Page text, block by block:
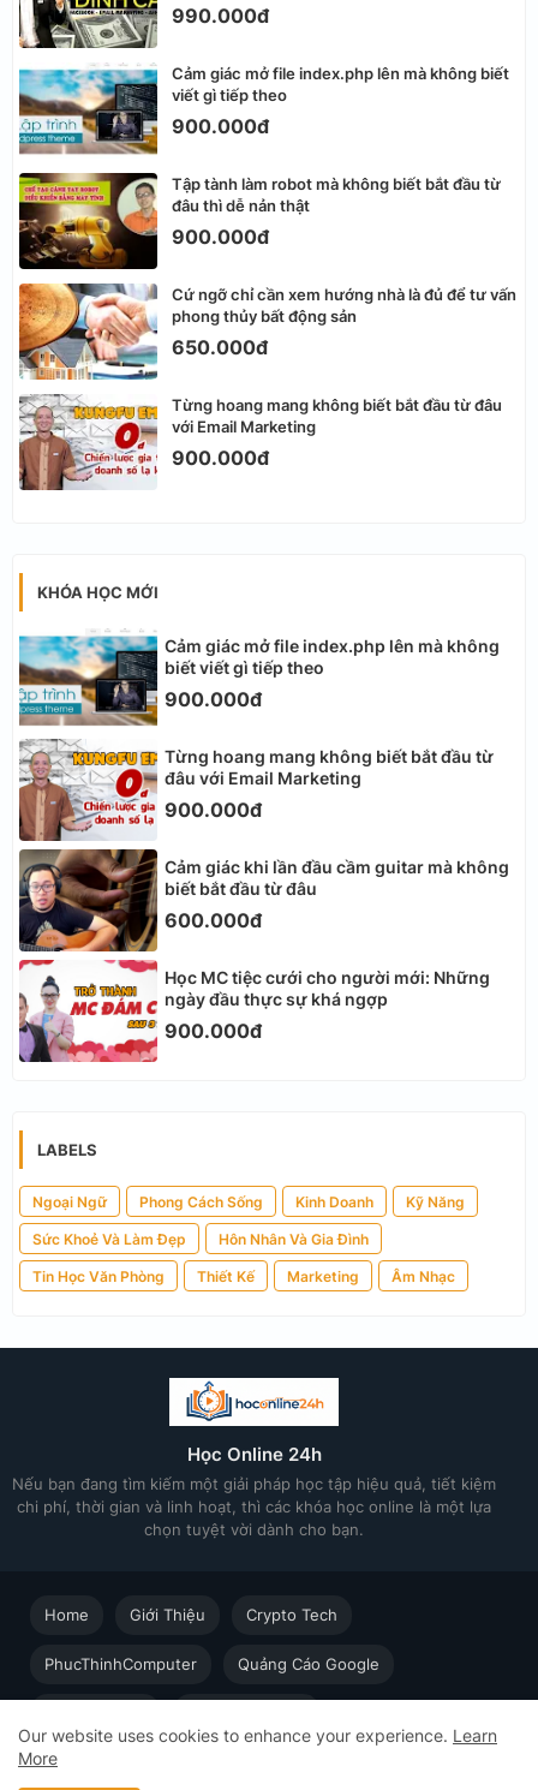
990.000đ
Cảm giác mở file index.php lên mà không biết
viết gì tiếp theo
900.000đ
Tập tành làm robot mà không biết bắt đầu từ
đâu thì dễ nản thật
900.000đ
Cứ ngỡ chỉ cần xem hướng nhà là đủ để tư vấn
phong thủy bất động sản
650.000đ
Từng hoang mang không biết bắt đầu từ đâu
với Email Marketing
900.000đ
KHÓA HỌC MỚI
Cảm giác mở file index.php lên mà không
biết viết gì tiếp theo
900.000đ
Từng hoang mang không biết bắt đầu từ
đâu với Email Marketing
900.000đ
Cảm giác khi lần đầu cầm guitar mà không
biết bắt đầu từ đâu
600.000đ
Học MC tiệc cưới cho người mới: Những
ngày đầu thực sự khá ngợp
900.000đ
LABELS
Ngoại Ngữ Phong Cách Sống Kinh Doanh Kỹ Năng
Sức Khoẻ Và Làm Đẹp Hôn Nhân Và Gia Đình
Tin Học Văn Phòng Thiết Kế Marketing Âm Nhạc
Học Online 24h
Nếu bạn đang tìm kiếm một giải pháp học tập hiệu quả, tiết kiệm
chi phí, thời gian và linh hoạt, thì các khóa học online là một lựa
chọn tuyệt vời dành cho bạn.
Học Online cùng Chuyên gia - Khóa học trực tuyến dành cho
Home Giới Thiệu Crypto Tech
PhucThinhComputer Quảng Cáo Google
Our website uses cookies to enhance your experience. Learn
More